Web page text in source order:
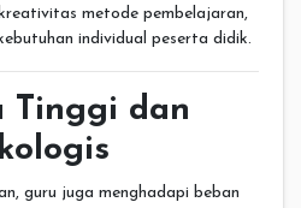
metode pembelajaran,
individual peserta didik.
Tinggi dan
guru juga menghadapi beban